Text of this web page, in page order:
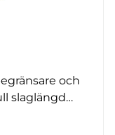
to EN 10226-1 (6)
to ISO 228/1 (11)
och
slaglängd…